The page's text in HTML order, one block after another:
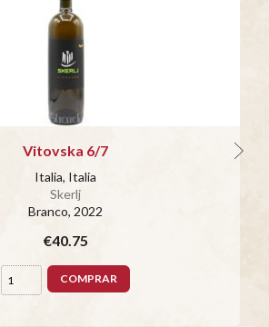
Vitovska 6/7
Italia, Italia
Skerlj
Branco, 2022
€40.75
COMPRAR